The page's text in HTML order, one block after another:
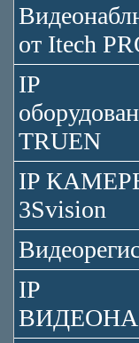
от Itech
IP
TRUEN
IP
3Svision
IP